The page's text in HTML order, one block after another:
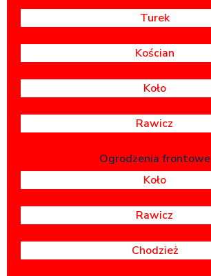
Turek
Kościan
Koło
Rawicz
Ogrodzenia frontowe
Koło
Rawicz
Chodzież